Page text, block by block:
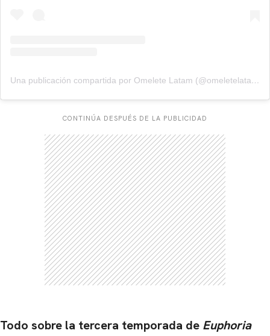
Una publicación compartida por Omelete Latam (@omeletelatam)
CONTINÚA DESPUÉS DE LA PUBLICIDAD
Todo sobre la tercera temporada de Euphoria